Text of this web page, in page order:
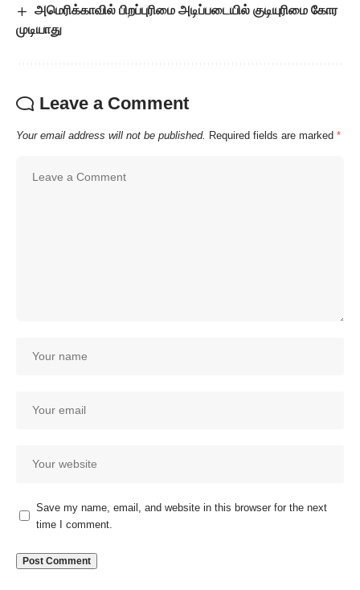
அமெரிக்காவில் பிறப்புரிமை அடிப்படையில் குடியுரிமை கோர
முடியாது
Leave a Comment
Your email address will not be published. Required fields are marked *
Save my name, email, and website in this browser for the next
time I comment.